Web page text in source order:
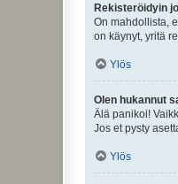
Rekisteröidyin
On mahdollista,
on käynyt, yritä
Ylös
Olen hukannut
Älä panikoi!
Jos et pysty
Ylös